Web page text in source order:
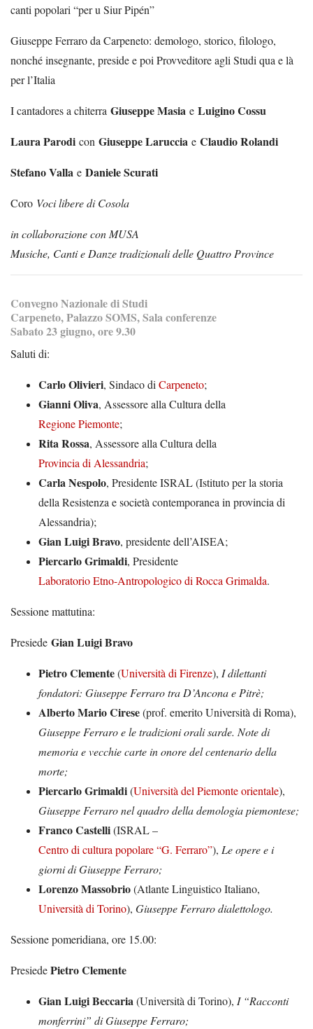
canti popolari “per u Siur Pipén”
Giuseppe Ferraro da Carpeneto: demologo, storico, filologo,
nonché insegnante, preside e poi Provveditore agli Studi qua e là
per l’Italia
I cantadores a chiterra Giuseppe Masia e Luigino Cossu
Laura Parodi con Giuseppe Laruccia e Claudio Rolandi
Stefano Valla e Daniele Scurati
Coro Voci libere di Cosola
in collaborazione con MUSA
Musiche, Canti e Danze tradizionali delle Quattro Province
Convegno Nazionale di Studi
Carpeneto, Palazzo SOMS, Sala conferenze
Sabato 23 giugno, ore 9.30
Saluti di:
Carlo Olivieri, Sindaco diCarpeneto;
Gianni Oliva, Assessore alla Cultura della
Regione Piemonte;
Rita Rossa, Assessore alla Cultura della
Provincia di Alessandria;
Carla Nespolo, Presidente ISRAL (Istituto per la storia
della Resistenza e società contemporanea in provincia di
Alessandria);
Gian Luigi Bravo, presidente dell’AISEA;
Piercarlo Grimaldi, Presidente
Laboratorio Etno-Antropologico di Rocca Grimalda.
Sessione mattutina:
Presiede Gian Luigi Bravo
Pietro Clemente(Università di Firenze), I dilettanti
fondatori: Giuseppe Ferraro tra D’Ancona e Pitrè;
Alberto Mario Cirese(prof. emerito Università di Roma),
Giuseppe Ferraro e le tradizioni orali sarde. Note di
memoria e vecchie carte in onore del centenario della
morte;
Piercarlo Grimaldi(Università del Piemonte orientale),
Giuseppe Ferraro nel quadro della demologia piemontese;
Franco Castelli(ISRAL –
Centro di cultura popolare “G. Ferraro”), Le opere e i
giorni di Giuseppe Ferraro;
Lorenzo Massobrio(Atlante Linguistico Italiano,
Università di Torino), Giuseppe Ferraro dialettologo.
Sessione pomeridiana, ore 15.00:
PresiedePietro Clemente
Gian Luigi Beccaria(Università di Torino), I “Racconti
monferrini” di Giuseppe Ferraro;